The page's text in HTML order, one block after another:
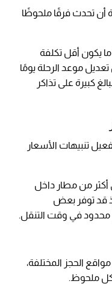
أن تحدث فرقًا ملحوظًا
يكون أقل تكلفة
موعد الرحلة يومًا
كبيرة على تذاكر
تنبيهات الأسعار
أكثر من مطار داخل
قد توفر بعض
محدود في وقت التنقل.
الحجز المختلفة،
ملحوظ.